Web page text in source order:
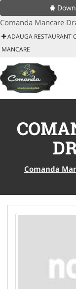
Comanda Mancare
ADAUGA RESTAURANT
MANCARE
Comanda